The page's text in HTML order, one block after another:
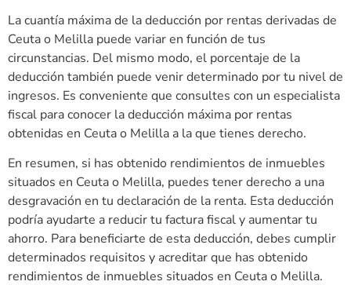
La cuantía máxima de la deducción por rentas derivadas de
Ceuta o Melilla puede variar en función de tus
circunstancias. Del mismo modo, el porcentaje de la
deducción también puede venir determinado por tu nivel de
ingresos. Es conveniente que consultes con un especialista
fiscal para conocer la deducción máxima por rentas
obtenidas en Ceuta o Melilla a la que tienes derecho.
En resumen, si has obtenido rendimientos de inmuebles
situados en Ceuta o Melilla, puedes tener derecho a una
desgravación en tu declaración de la renta. Esta deducción
podría ayudarte a reducir tu factura fiscal y aumentar tu
ahorro. Para beneficiarte de esta deducción, debes cumplir
determinados requisitos y acreditar que has obtenido
rendimientos de inmuebles situados en Ceuta o Melilla.